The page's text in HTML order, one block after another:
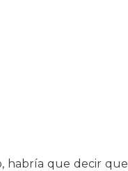
habría que decir que